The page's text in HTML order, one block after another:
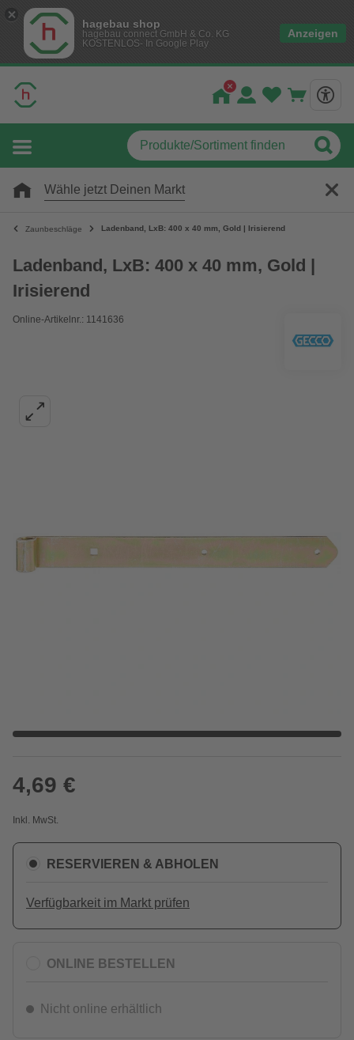
hagebau shop
hagebau connect GmbH & Co. KG
KOSTENLOS- In Google Play
Anzeigen
Wähle jetzt Deinen Markt
Zaunbeschläge Ladenband, LxB: 400 x 40 mm, Gold | Irisierend
Ladenband, LxB: 400 x 40 mm, Gold |
Irisierend
Online-Artikelnr.: 1141636
4,69 €
Inkl. MwSt.
RESERVIEREN & ABHOLEN
Verfügbarkeit im Markt prüfen
ONLINE BESTELLEN
Nicht online erhältlich